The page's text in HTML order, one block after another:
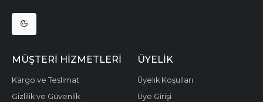
MÜŞTERI HIZMETLERI
Kargo ve Teslimat
Gizlilik ve Güvenlik
ÜYELIK
Üyelik Koşulları
Üye Girişi